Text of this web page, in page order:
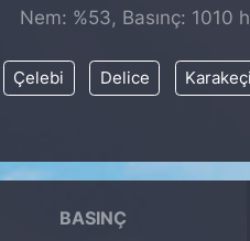
Nem: %53, Basınç: 1010
Çelebi Delice
BASINÇ